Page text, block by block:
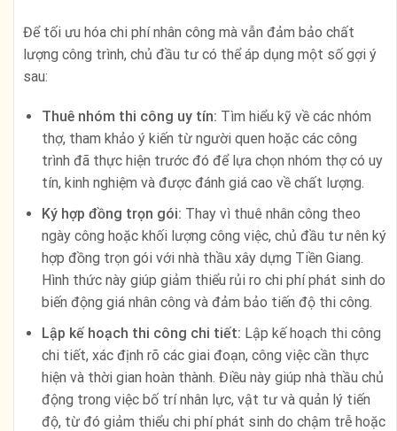
Để tối ưu hóa chi phí nhân công mà vẫn đảm bảo chất
lượng công trình, chủ đầu tư có thể áp dụng một số gợi ý
sau:
Thuê nhóm thi công uy tín: Tìm hiểu kỹ về các nhóm
thợ, tham khảo ý kiến từ người quen hoặc các công
trình đã thực hiện trước đó để lựa chọn nhóm thợ có uy
tín, kinh nghiệm và được đánh giá cao về chất lượng.
Ký hợp đồng trọn gói: Thay vì thuê nhân công theo
ngày công hoặc khối lượng công việc, chủ đầu tư nên ký
hợp đồng trọn gói với nhà thầu xây dựng Tiền Giang.
Hình thức này giúp giảm thiểu rủi ro chi phí phát sinh do
biến động giá nhân công và đảm bảo tiến độ thi công.
Lập kế hoạch thi công chi tiết: Lập kế hoạch thi công
chi tiết, xác định rõ các giai đoạn, công việc cần thực
hiện và thời gian hoàn thành. Điều này giúp nhà thầu chủ
động trong việc bố trí nhân lực, vật tư và quản lý tiến
độ, từ đó giảm thiểu chi phí phát sinh do chậm trễ hoặc